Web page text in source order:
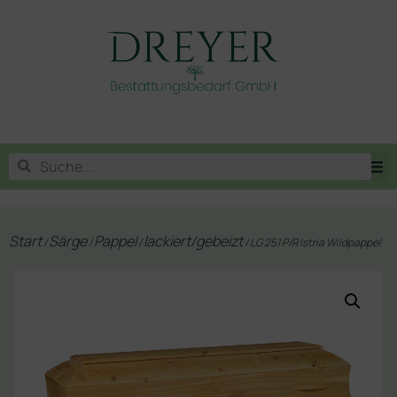
Start/Särge/Pappel/lackiert/gebeizt/ LG 251 P/R Istria Wildpappel